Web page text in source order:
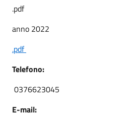
.pdf
anno 2022
.pdf
Telefono:
0376623045
E-mail: